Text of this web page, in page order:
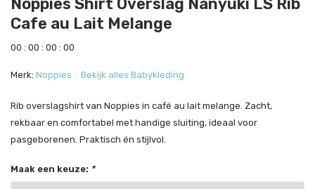
Noppies Shirt Overslag Nanyuki LS Rib
Cafe au Lait Melange
00 : 00 : 00 : 00
Merk: Noppies Bekijk alles Babykleding
Rib overslagshirt van Noppies in café au lait melange. Zacht,
rekbaar en comfortabel met handige sluiting, ideaal voor
pasgeborenen. Praktisch én stijlvol.
Maak een keuze: *